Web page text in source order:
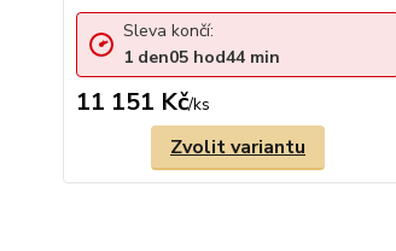
11 151 Kč/ks
Sleva končí:
1 den05 hod44 min
Zvolit variantu